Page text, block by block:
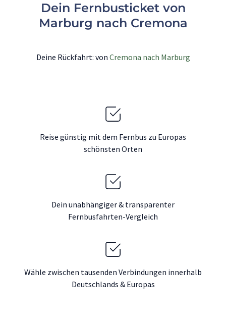
Dein Fernbusticket von
Marburg nach Cremona
Deine Rückfahrt: von Cremona nach Marburg
Reise günstig mit dem Fernbus zu Europas
schönsten Orten
Dein unabhängiger & transparenter
Fernbusfahrten-Vergleich
Wähle zwischen tausenden Verbindungen innerhalb
Deutschlands & Europas